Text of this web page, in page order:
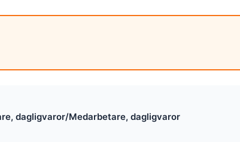
dagligvaror/Medarbetare, dagligvaror